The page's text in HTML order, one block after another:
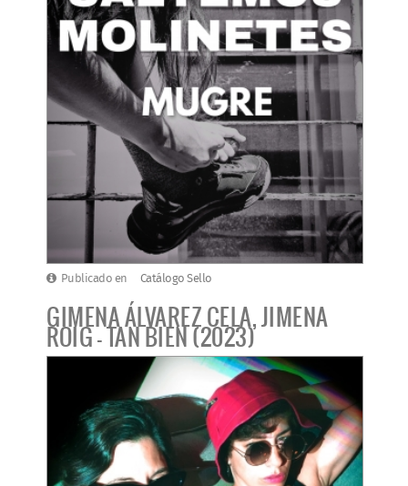
Publicado en Catálogo Sello
GIMENA ÁLVAREZ CELA, JIMENA
ROIG - TAN BIEN (2023)